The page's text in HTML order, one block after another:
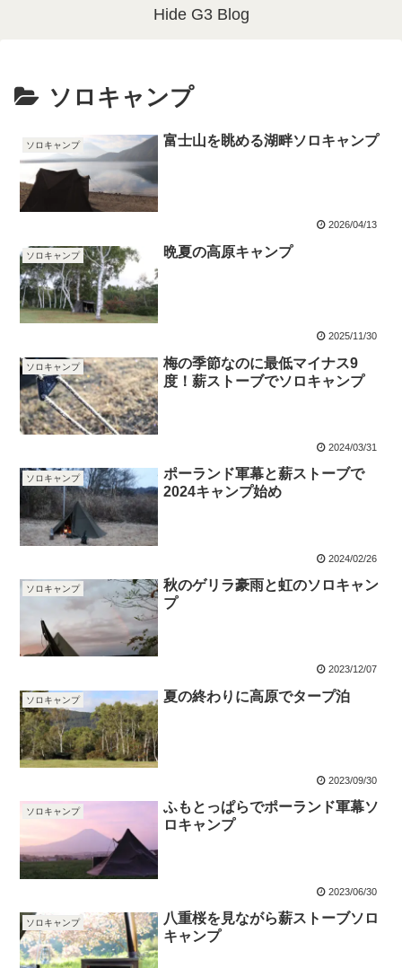
Hide G3 Blog
ソロキャンプ
ソロキャンプ 富士山を眺める湖畔ソロキャンプ
2026/04/13
ソロキャンプ 晩夏の高原キャンプ
2025/11/30
ソロキャンプ
梅の季節なのに最低マイナス9
度！薪ストーブでソロキャンプ
2024/03/31
ソロキャンプ
ポーランド軍幕と薪ストーブで
2024キャンプ始め
2024/02/26
ソロキャンプ
秋のゲリラ豪雨と虹のソロキャン
プ
2023/12/07
ソロキャンプ 夏の終わりに高原でタープ泊
2023/09/30
ソロキャンプ
ふもとっぱらでポーランド軍幕ソ
ロキャンプ
2023/06/30
ソロキャンプ
八重桜を見ながら薪ストーブソロ
キャンプ